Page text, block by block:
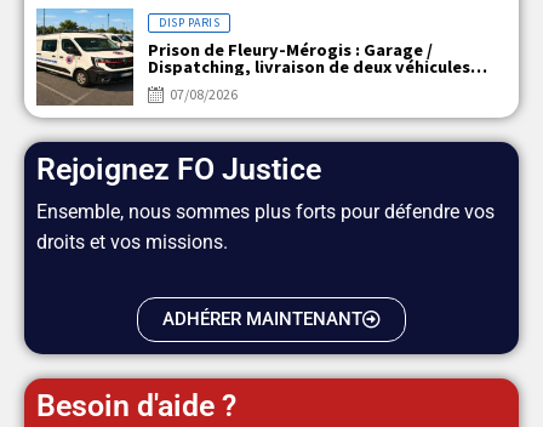
DISP PARIS
Prison de Fleury-Mérogis : Garage /
Dispatching, livraison de deux véhicules
électriques
07/08/2026
Rejoignez FO Justice
Ensemble, nous sommes plus forts pour défendre vos
droits et vos missions.
ADHÉRER MAINTENANT
Besoin d'aide ?